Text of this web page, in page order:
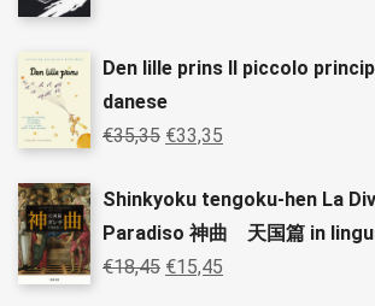
Den lille prins Il piccolo
danese
€35,35 €33,35
Shinkyoku tengoku-hen La
Paradiso 神曲 天国篇 in
€18,45 €15,45